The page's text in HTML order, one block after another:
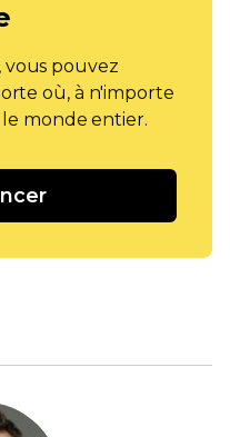
vous pouvez
où, à n'importe
monde entier.